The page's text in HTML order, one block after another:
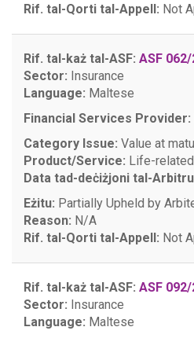
Rif. tal-Qorti tal-Appell: Not
Rif. tal-każ tal-ASF: ASF
Sector: Insurance
Language: Maltese
Financial Services Provider:
Category Issue: Value at
Product/Service: Life-related
Data tad-deċiżjoni tal-
Eżitu: Partially Upheld by
Reason: N/A
Rif. tal-Qorti tal-Appell: Not
Rif. tal-każ tal-ASF: ASF
Sector: Insurance
Language: Maltese